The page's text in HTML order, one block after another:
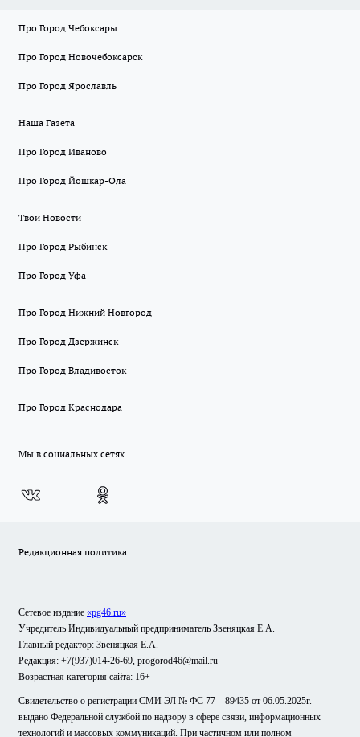
Про Город Чебоксары
Про Город Новочебоксарск
Про Город Ярославль
Наша Газета
Про Город Иваново
Про Город Йошкар-Ола
Твои Новости
Про Город Рыбинск
Про Город Уфа
Про Город Нижний Новгород
Про Город Дзержинск
Про Город Владивосток
Про Город Краснодара
Мы в социальных сетях
Редакционная политика
Сетевое издание «pg46.ru»
Учредитель Индивидуальный предприниматель Звеняцкая Е.А.
Главный редактор: Звеняцкая Е.А.
Редакция: +7(937)014-26-69, progorod46@mail.ru
Возрастная категория сайта: 16+
Свидетельство о регистрации СМИ ЭЛ № ФС 77 – 89435 от 06.05.2025г.
выдано Федеральной службой по надзору в сфере связи, информационных
технологий и массовых коммуникаций. При частичном или полном